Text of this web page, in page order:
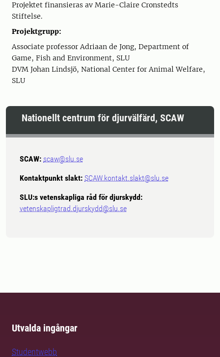
Projektet finansieras av Marie-Claire Cronstedts
Stiftelse.
Projektgrupp:
Associate professor Adriaan de Jong, Department of
Game, Fish and Environment, SLU
DVM Johan Lindsjö, National Center for Animal Welfare,
SLU
Nationellt centrum för djurvälfärd, SCAW
SCAW: scaw@slu.se
Kontaktpunkt slakt: SCAW.kontakt.slakt@slu.se
SLU:s vetenskapliga råd för djurskydd:
vetenskapligtrad.djurskydd@slu.se
Utvalda ingångar
Studentwebb